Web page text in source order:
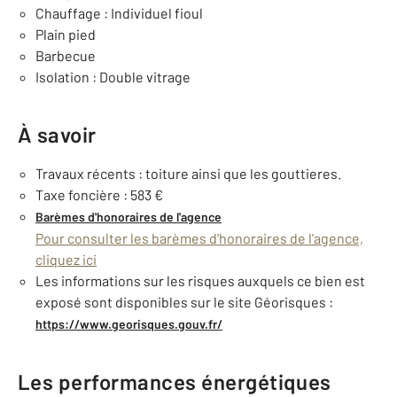
Chauffage : Individuel fioul
Plain pied
Barbecue
Isolation : Double vitrage
À savoir
Travaux récents : toiture ainsi que les gouttieres.
Taxe foncière : 583 €
Barèmes d'honoraires de l'agence
Pour consulter les barèmes d'honoraires de l'agence,
cliquez ici
Les informations sur les risques auxquels ce bien est
exposé sont disponibles sur le site Géorisques :
https://www.georisques.gouv.fr/
Les performances énergétiques